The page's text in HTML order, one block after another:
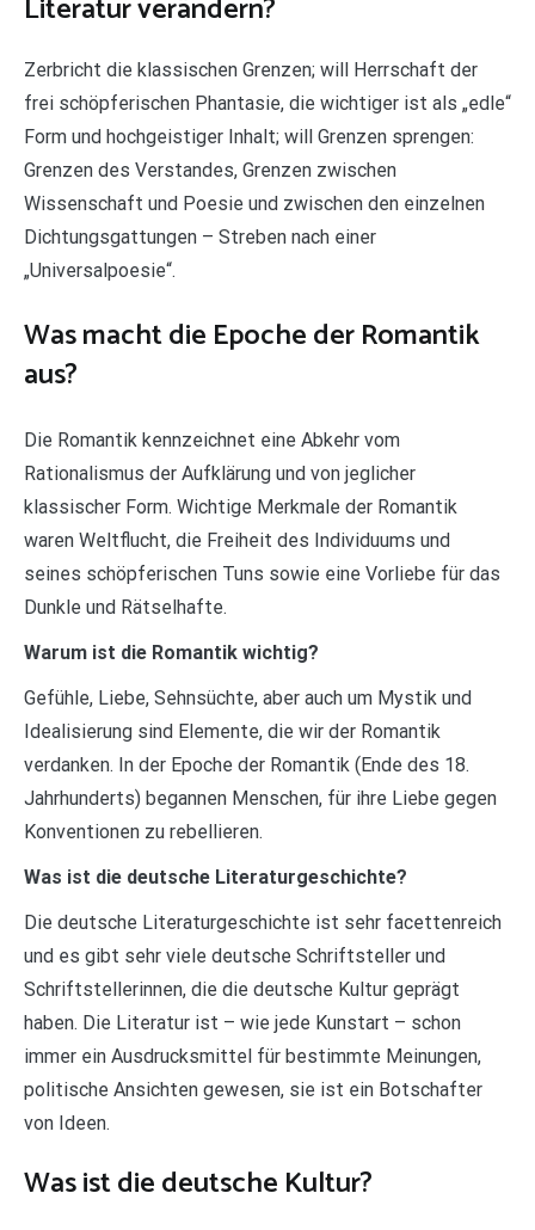
Literatur verändern?
Zerbricht die klassischen Grenzen; will Herrschaft der
frei schöpferischen Phantasie, die wichtiger ist als „edle“
Form und hochgeistiger Inhalt; will Grenzen sprengen:
Grenzen des Verstandes, Grenzen zwischen
Wissenschaft und Poesie und zwischen den einzelnen
Dichtungsgattungen – Streben nach einer
„Universalpoesie“.
Was macht die Epoche der Romantik
aus?
Die Romantik kennzeichnet eine Abkehr vom
Rationalismus der Aufklärung und von jeglicher
klassischer Form. Wichtige Merkmale der Romantik
waren Weltflucht, die Freiheit des Individuums und
seines schöpferischen Tuns sowie eine Vorliebe für das
Dunkle und Rätselhafte.
Warum ist die Romantik wichtig?
Gefühle, Liebe, Sehnsüchte, aber auch um Mystik und
Idealisierung sind Elemente, die wir der Romantik
verdanken. In der Epoche der Romantik (Ende des 18.
Jahrhunderts) begannen Menschen, für ihre Liebe gegen
Konventionen zu rebellieren.
Was ist die deutsche Literaturgeschichte?
Die deutsche Literaturgeschichte ist sehr facettenreich
und es gibt sehr viele deutsche Schriftsteller und
Schriftstellerinnen, die die deutsche Kultur geprägt
haben. Die Literatur ist – wie jede Kunstart – schon
immer ein Ausdrucksmittel für bestimmte Meinungen,
politische Ansichten gewesen, sie ist ein Botschafter
von Ideen.
Was ist die deutsche Kultur?